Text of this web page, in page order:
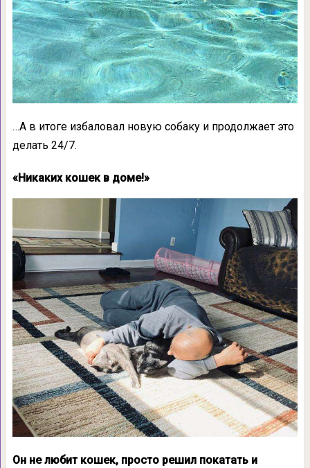
…А в итоге избаловал новую собаку и продолжает это
делать 24/7.
«Никаких кошек в доме!»
Он не любит кошек, просто решил покатать и